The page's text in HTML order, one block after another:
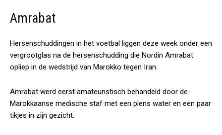
Amrabat
Hersenschuddingen in het voetbal liggen deze week onder een
vergrootglas na de hersenschudding die Nordin Amrabat
opliep in de wedstrijd van Marokko tegen Iran.
Amrabat werd eerst amateuristisch behandeld door de
Marokkaanse medische staf met een plens water en een paar
tikjes in zijn gezicht.